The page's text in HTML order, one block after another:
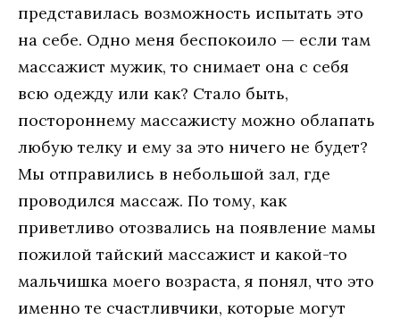
представилась возможность испытать это
на себе. Одно меня беспокоило — если там
массажист мужик, то снимает она с себя
всю одежду или как? Стало быть,
постороннему массажисту можно облапать
любую телку и ему за это ничего не будет?
Мы отправились в небольшой зал, где
проводился массаж. По тому, как
приветливо отозвались на появление мамы
пожилой тайский массажист и какой-то
мальчишка моего возраста, я понял, что это
именно те счастливчики, которые могут